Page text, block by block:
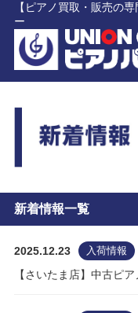
【ピアノ買取・販売の
ー
新着情報一覧
2025.12.23 入荷情報
【さいたま店】中古ピ